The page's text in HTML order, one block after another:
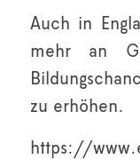
Auch in
mehr an
zu erhöhen.
https://